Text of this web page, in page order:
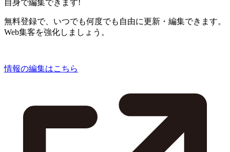
自身で編集できます!
無料登録で、いつでも何度でも自由に更新・編集できます。
Web集客を強化しましょう。
情報の編集はこちら